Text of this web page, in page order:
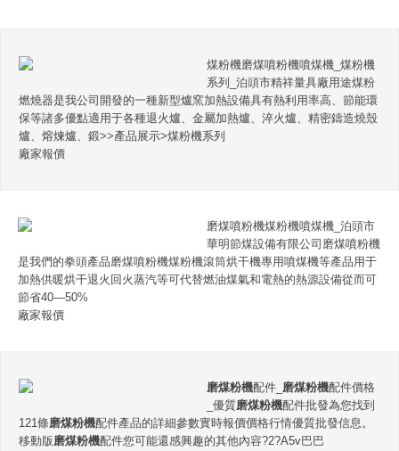
煤粉機磨煤噴粉機噴煤機_煤粉機
系列_泊頭市精祥量具廠用途煤粉
燃燒器是我公司開發的一種新型爐窯加熱設備具有熱利用率高、節能環
保等諸多優點適用于各種退火爐、金屬加熱爐、淬火爐、精密鑄造燒殼
爐、熔煉爐、鍛>>產品展示>煤粉機系列
廠家報價
磨煤噴粉機煤粉機噴煤機_泊頭市
華明節煤設備有限公司磨煤噴粉機
是我們的拳頭產品磨煤噴粉機煤粉機滾筒烘干機專用噴煤機等產品用于
加熱供暖烘干退火回火蒸汽等可代替燃油煤氣和電熱的熱源設備從而可
節省40—50%
廠家報價
磨煤粉機配件_ 磨煤粉機配件價格
_優質磨煤粉機配件批發為您找到
121條磨煤粉機配件產品的詳細參數實時報價價格行情優質批發信息。
移動版磨煤粉機配件您可能還感興趣的其他內容?2?A5v巴巴